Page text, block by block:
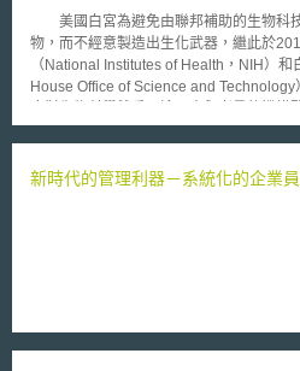
之生物物質之疑義，值得參考。 瑞士新修正專利法第9條規定，專利權
效力不及於：（1）於私領域基於非商業
目的，為針對發明客體及其可能之應用獲
該發明客體有關之所有科學研究，均為容
士取得上市許可，或於其他有類似藥品上
物品種之選育、發現或開發，而使用生物
月1日生效，隨著專利法對研究例外範圍
美國白宮為避免由聯邦補助的生物科
物，而不經意製造出生化武器，繼此於
（National Institutes of Health，NIH）
House Office of Science and
Government Policy for Institutional
（Dual Use of Research）安全性。 前
現將該監督責任歸屬移轉至取得相關補助
新時代的管理利器－系統化的企業